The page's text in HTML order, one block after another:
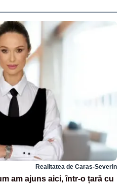
Realitatea de Caras-Severin
am ajuns aici, într-o țară cu